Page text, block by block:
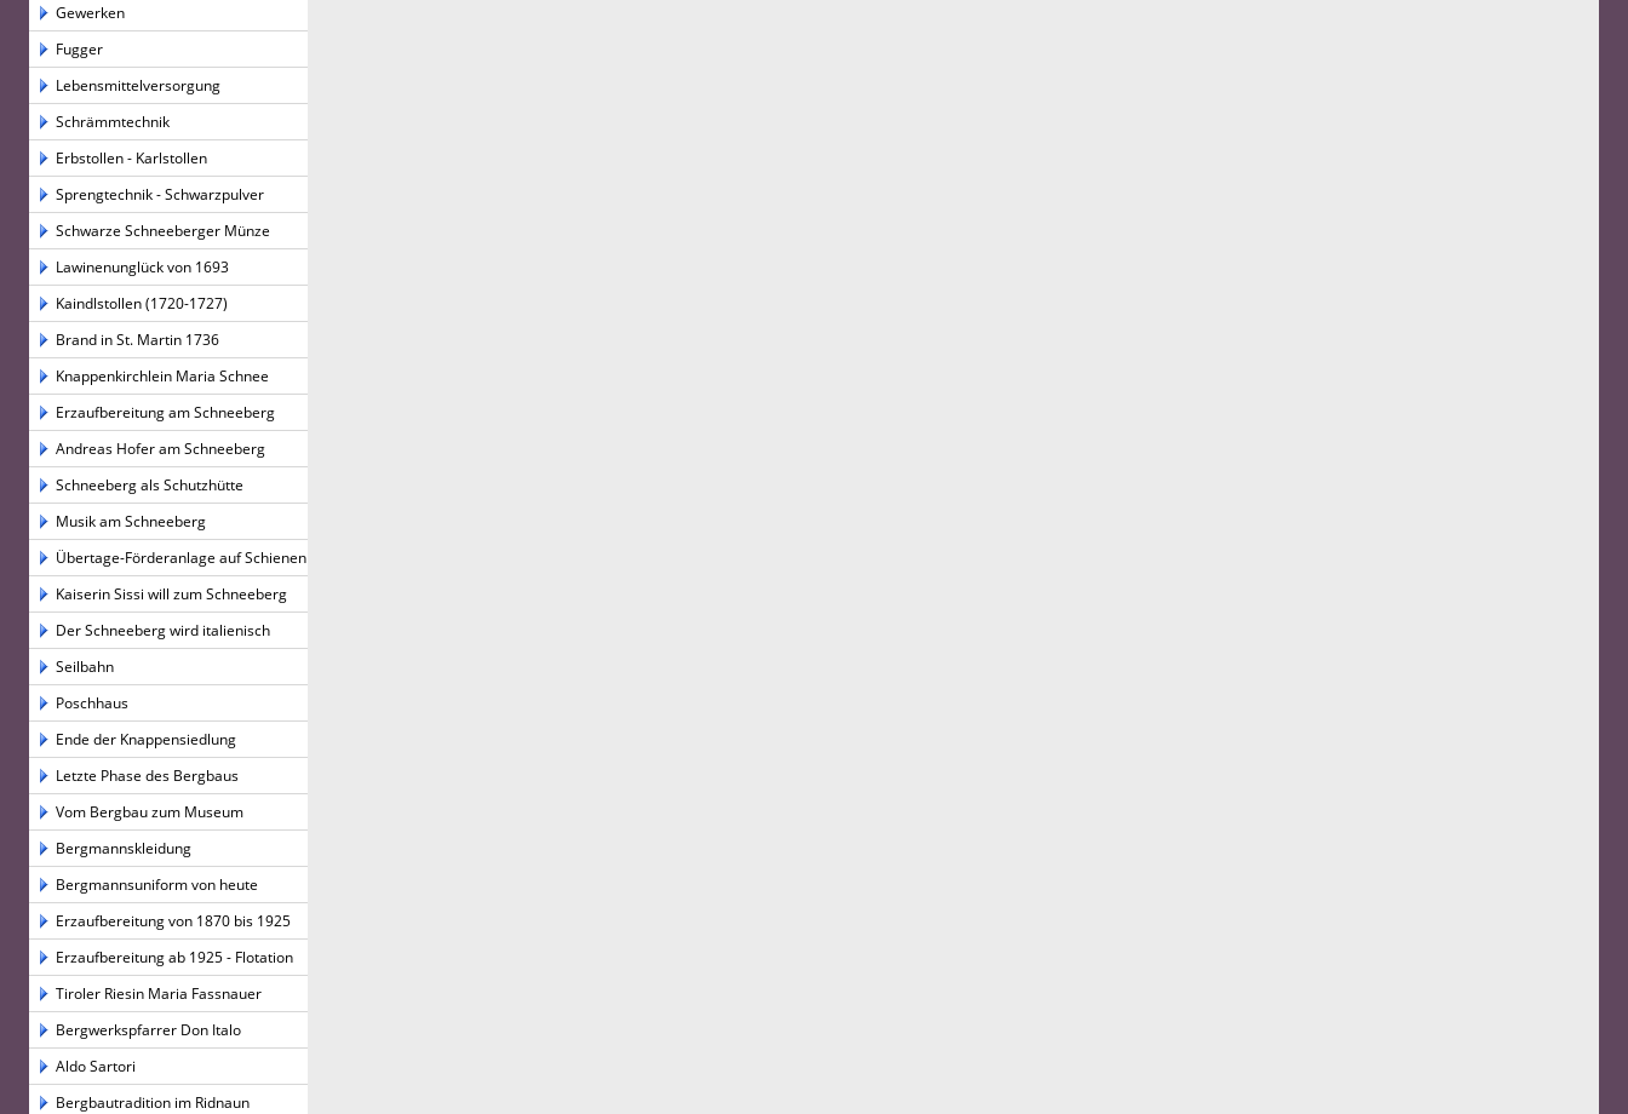
Gewerken
Fugger
Lebensmittelversorgung
Schrämmtechnik
Erbstollen - Karlstollen
Sprengtechnik - Schwarzpulver
Schwarze Schneeberger Münze
Lawinenunglück von 1693
Kaindlstollen (1720-1727)
Brand in St. Martin 1736
Knappenkirchlein Maria Schnee
Erzaufbereitung am Schneeberg
Andreas Hofer am Schneeberg
Schneeberg als Schutzhütte
Musik am Schneeberg
Übertage-Förderanlage auf Schienen
Kaiserin Sissi will zum Schneeberg
Der Schneeberg wird italienisch
Seilbahn
Poschhaus
Ende der Knappensiedlung
Letzte Phase des Bergbaus
Vom Bergbau zum Museum
Bergmannskleidung
Bergmannsuniform von heute
Erzaufbereitung von 1870 bis 1925
Erzaufbereitung ab 1925 - Flotation
Tiroler Riesin Maria Fassnauer
Bergwerkspfarrer Don Italo
Aldo Sartori
Bergbautradition im Ridnaun